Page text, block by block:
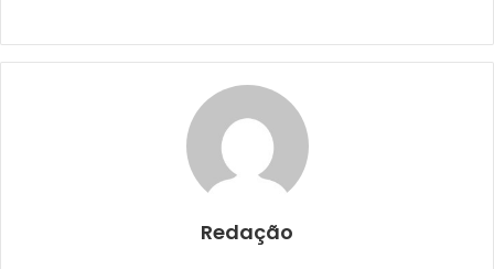
c
e
at
s
itt
er
ar
e
Redação